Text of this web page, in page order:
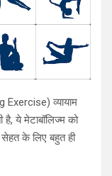
Exercise) व्यायाम
ये मेटाबॉलिज्म को
के लिए बहुत ही